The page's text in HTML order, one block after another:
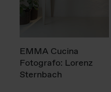
EMMA Cucina
Fotografo: Lorenz
Sternbach